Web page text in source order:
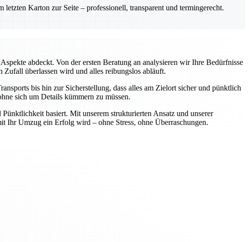
letzten Karton zur Seite – professionell, transparent und termingerecht.
abdeckt. Von der ersten Beratung an analysieren wir Ihre Bedürfnisse
Zufall überlassen wird und alles reibungslos abläuft.
bis hin zur Sicherstellung, dass alles am Zielort sicher und pünktlich
sich um Details kümmern zu müssen.
basiert. Mit unserem strukturierten Ansatz und unserer
Ihr Umzug ein Erfolg wird – ohne Stress, ohne Überraschungen.